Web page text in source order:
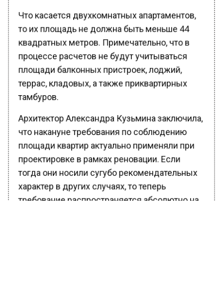
Что касается двухкомнатных апартаментов,
то их площадь не должна быть меньше 44
квадратных метров. Примечательно, что в
процессе расчетов не будут учитываться
площади балконных пристроек, лоджий,
террас, кладовых, а также приквартирных
тамбуров.
Архитектор Александра Кузьмина заключила,
что накануне требования по соблюдению
площади квартир актуально применяли при
проектировке в рамках реновации. Если
тогда они носили сугубо рекомендательных
характер в других случаях, то теперь
требование распространяется абсолютно на